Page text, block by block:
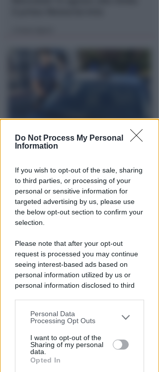
Do Not Process My Personal
Information
If you wish to opt-out of the sale, sharing
to third parties, or processing of your
personal or sensitive information for
targeted advertising by us, please use
the below opt-out section to confirm your
selection.
Please note that after your opt-out
request is processed you may continue
seeing interest-based ads based on
personal information utilized by us or
personal information disclosed to third
You may separately opt-out of the further
disclosure of your personal information
by third parties on the IAB’s list of
downstream participants.
Personal Data
Processing Opt Outs
I want to opt-out of the
Sharing of my personal
data.
Opted In
VACANZA TRAGICA
scomparsa del marito, ma
scopre che è morto
Lamberto Abbati
DOPO I RECENTI EPISODI
Sicurezza a Riccione. Il M5S:
serve confronto politico serio e
non scaricabarile
Redazione